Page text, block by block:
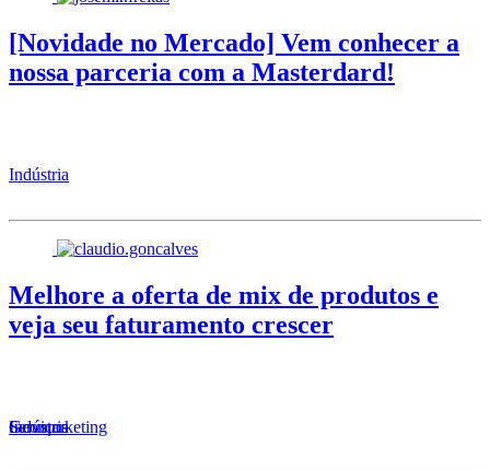
[Novidade no Mercado] Vem conhecer a
nossa parceria com a Masterdard!
Indústria
Melhore a oferta de mix de produtos e
veja seu faturamento crescer
Serviços
Geomarketing
Indústria